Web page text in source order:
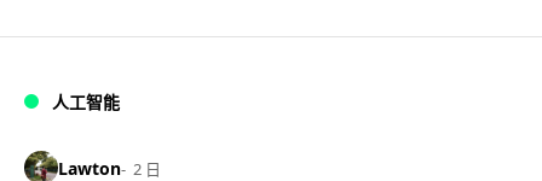
人工智能
Lawton 2 日